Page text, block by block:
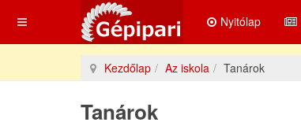
Nyitólap
Kezdőlap Az iskola Tanárok
Tanárok